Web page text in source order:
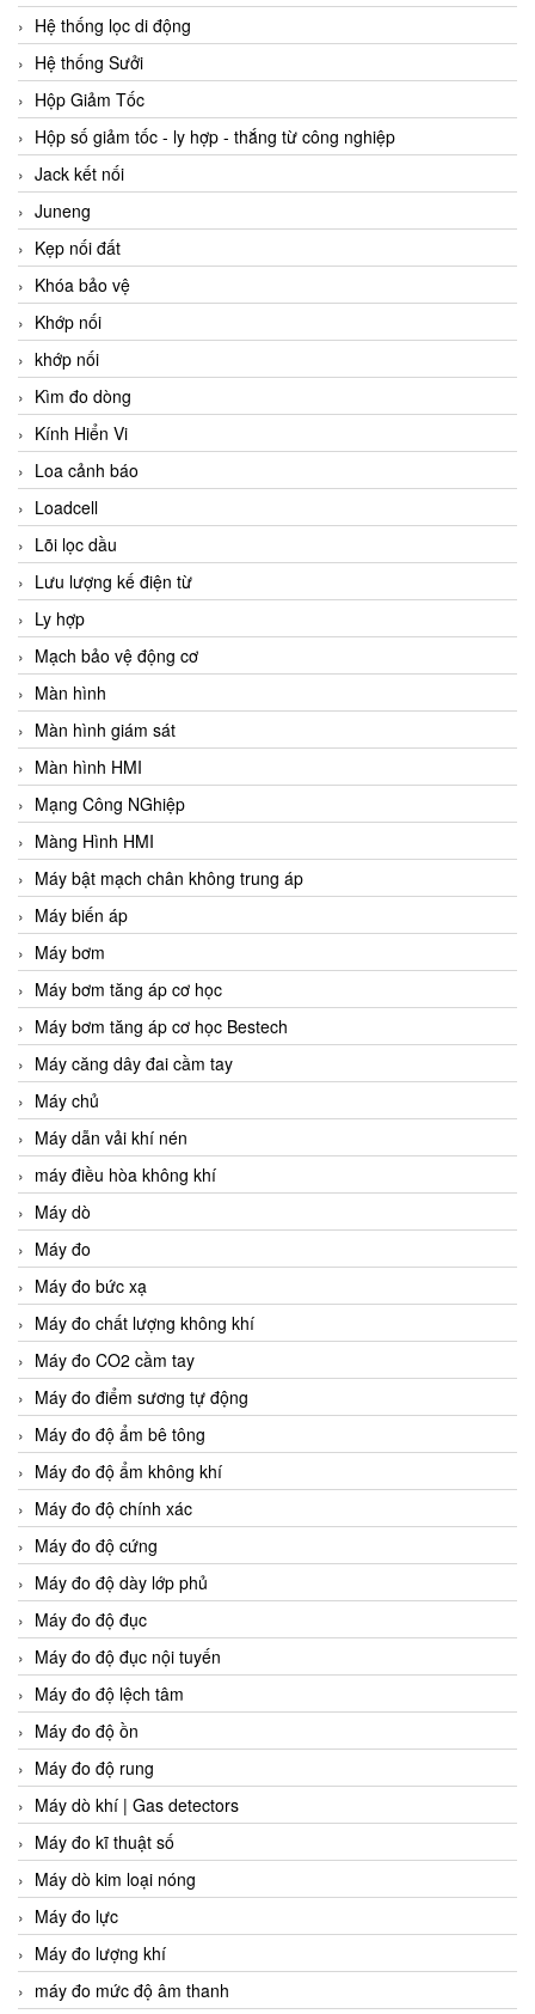
Hệ thống lọc di động
Hệ thống Sưởi
Hộp Giảm Tốc
Hộp số giảm tốc - ly hợp - thắng từ công nghiệp
Jack kết nối
Juneng
Kẹp nối đất
Khóa bảo vệ
Khớp nối
khớp nối
Kìm đo dòng
Kính Hiển Vi
Loa cảnh báo
Loadcell
Lõi lọc dầu
Lưu lượng kế điện từ
Ly hợp
Mạch bảo vệ động cơ
Màn hình
Màn hình giám sát
Màn hình HMI
Mạng Công NGhiệp
Màng Hình HMI
Máy bật mạch chân không trung áp
Máy biến áp
Máy bơm
Máy bơm tăng áp cơ học
Máy bơm tăng áp cơ học Bestech
Máy căng dây đai cầm tay
Máy chủ
Máy dẫn vải khí nén
máy điều hòa không khí
Máy dò
Máy đo
Máy đo bức xạ
Máy đo chất lượng không khí
Máy đo CO2 cầm tay
Máy đo điểm sương tự động
Máy đo độ ẩm bê tông
Máy đo độ ẩm không khí
Máy đo độ chính xác
Máy đo độ cứng
Máy đo độ dày lớp phủ
Máy đo độ đục
Máy đo độ đục nội tuyến
Máy đo độ lệch tâm
Máy đo độ ồn
Máy đo độ rung
Máy dò khí | Gas detectors
Máy đo kĩ thuật số
Máy dò kim loại nóng
Máy đo lực
Máy đo lượng khí
máy đo mức độ âm thanh